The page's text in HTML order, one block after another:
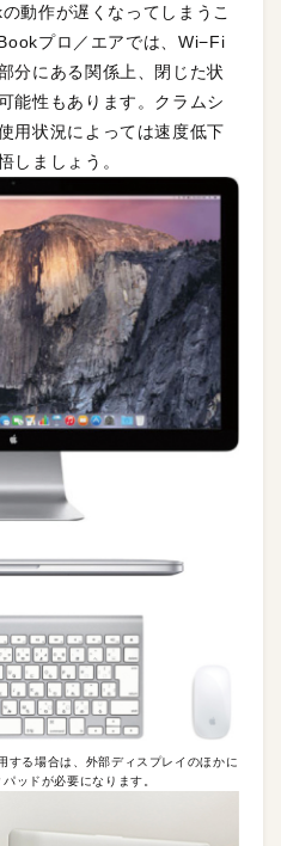
動作が遅くなってしまうこ
プロ／エアでは、Wi−Fi
分にある関係上、閉じた状
能性もあります。クラムシ
用状況によっては速度低下
しましょう。
する場合は、外部ディスプレイのほかに
ッドが必要になります。